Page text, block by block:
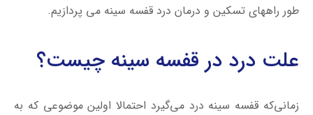
طور راههای تسکین و درمان درد قفسه سینه می پردازیم.
علت درد در قفسه سینه چیست؟
زمانی‌که قفسه سینه‌ درد می‌گیرد احتمالا اولین موضوعی که به